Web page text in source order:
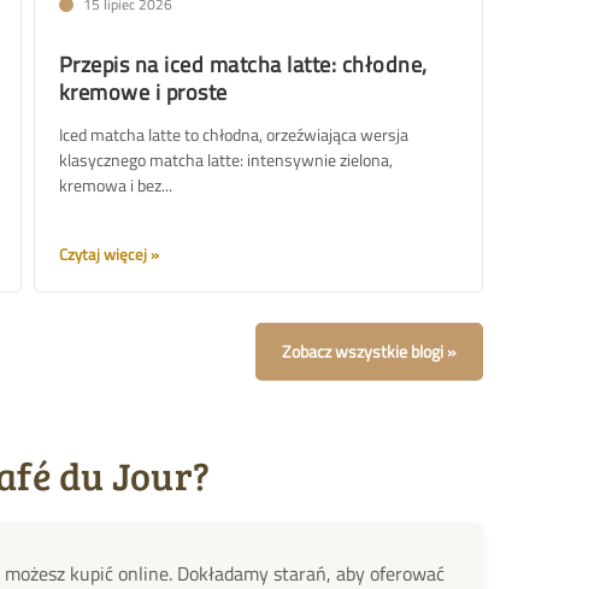
Przepis na iced matcha latte: chłodne,
kremowe i proste
Iced matcha latte to chłodna, orzeźwiająca wersja
klasycznego matcha latte: intensywnie zielona,
kremowa i bez...
Czytaj więcej
Zobacz wszystkie blogi
du Jour?
kupić online. Dokładamy starań, aby oferować